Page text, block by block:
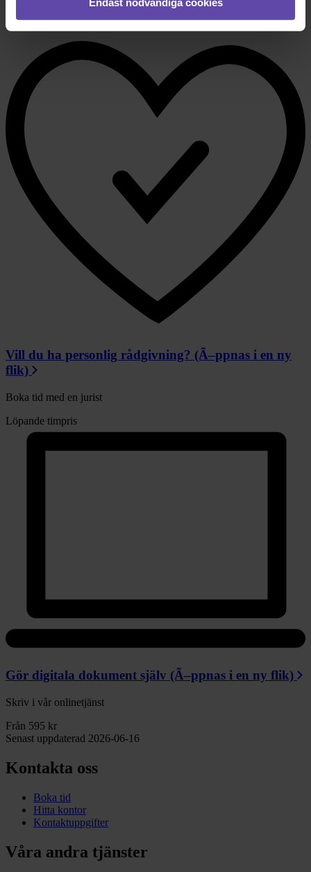
Boka tid
Vill du ha personlig rådgivning? (Ã–ppnas i en ny
flik)
Boka tid med en jurist
Löpande timpris
Gör digitala dokument själv (Ã–ppnas i en ny flik)
Skriv i vår onlinetjänst
Från 595 kr
Senast uppdaterad 2026-06-16
Kontakta oss
Boka tid
Hitta kontor
Kontaktuppgifter
Våra andra tjänster